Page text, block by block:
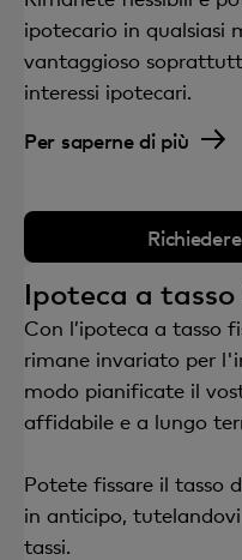
ipotecario in qualsiasi
vantaggioso
interessi ipotecari.
Per saperne di più
Ipoteca a tasso
Con l’ipoteca a tasso
rimane invariato per
modo pianificate il
affidabile e a lungo
Potete fissare il tasso
in anticipo,
tassi.